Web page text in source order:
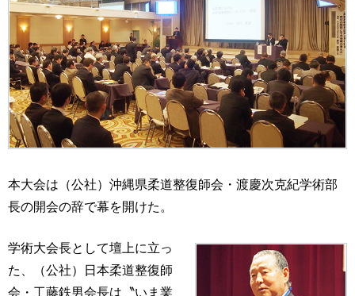
本大会は（公社）沖縄県柔道整復師会・渡慶次克紀学術部
長の開会の辞で幕を開けた。
学術大会長として壇上に立っ
た、（公社）日本柔道整復師
会・工藤鉄男会長は〝いま業